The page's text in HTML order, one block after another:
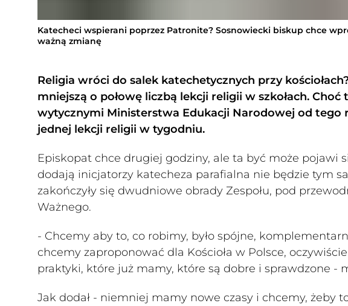
Katecheci wspierani poprzez Patronite? Sosnowiecki biskup chce
ważną zmianę
Religia wróci do salek katechetycznych przy
mniejszą o połowę liczbą lekcji religii w szkołach.
wytycznymi Ministerstwa Edukacji Narodowej od tego
jednej lekcji religii w tygodniu.
Episkopat chce drugiej godziny, ale ta być może pojawi
dodają inicjatorzy katecheza parafialna nie będzie tym
zakończyły się dwudniowe obrady Zespołu, pod
Ważnego.
- Chcemy aby to, co robimy, było spójne,
chcemy zaproponować dla Kościoła w Polsce,
praktyki, które już mamy, które są dobre i sprawdzone -
Jak dodał - niemniej mamy nowe czasy i chcemy, żeby